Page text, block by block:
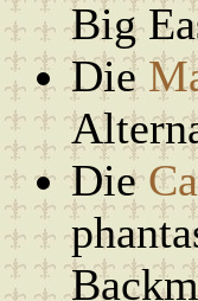
Big
Die
Die